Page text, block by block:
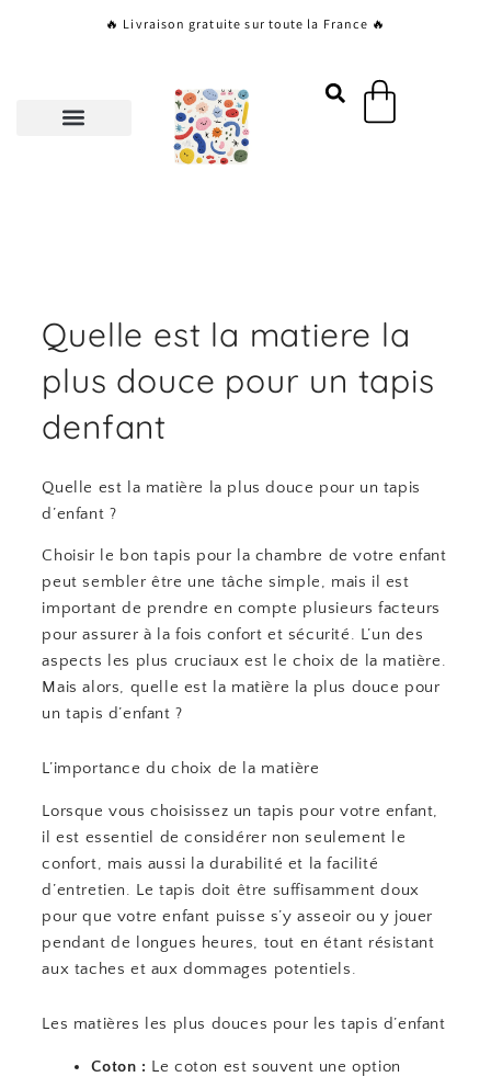
🔥 Livraison gratuite sur toute la France 🔥
Panier
Quelle est la matiere la
plus douce pour un tapis
denfant
Quelle est la matière la plus douce pour un tapis
d’enfant ?
Choisir le bon tapis pour la chambre de votre enfant
peut sembler être une tâche simple, mais il est
important de prendre en compte plusieurs facteurs
pour assurer à la fois confort et sécurité. L’un des
aspects les plus cruciaux est le choix de la matière.
Mais alors, quelle est la matière la plus douce pour
un tapis d’enfant ?
L’importance du choix de la matière
Lorsque vous choisissez un tapis pour votre enfant,
il est essentiel de considérer non seulement le
confort, mais aussi la durabilité et la facilité
d’entretien. Le tapis doit être suffisamment doux
pour que votre enfant puisse s’y asseoir ou y jouer
pendant de longues heures, tout en étant résistant
aux taches et aux dommages potentiels.
Les matières les plus douces pour les tapis d’enfant
Coton : Le coton est souvent une option